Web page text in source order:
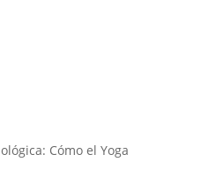
Cómo el Yoga